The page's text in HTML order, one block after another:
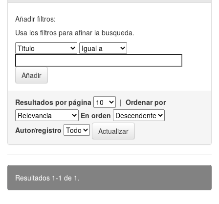
Añadir filtros:
Usa los filtros para afinar la busqueda.
Resultados por página | Ordenar por
En orden
Autor/registro
Resultados 1-1 de 1.